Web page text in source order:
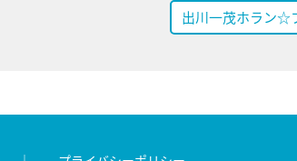
出川一茂ホラン☆